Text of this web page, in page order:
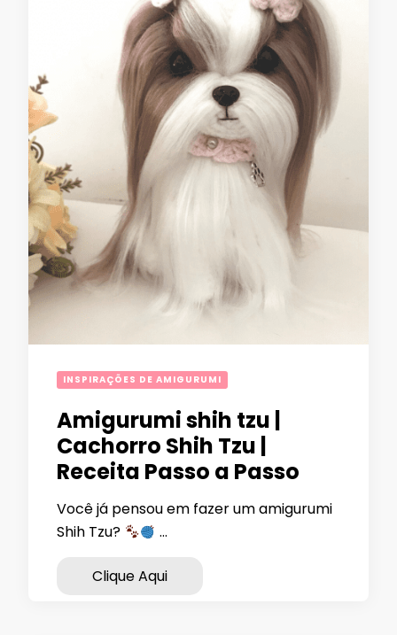
INSPIRAÇÕES DE AMIGURUMI
Amigurumi shih tzu |
Cachorro Shih Tzu |
Receita Passo a Passo
Você já pensou em fazer um amigurumi
Shih Tzu?
…
Clique Aqui